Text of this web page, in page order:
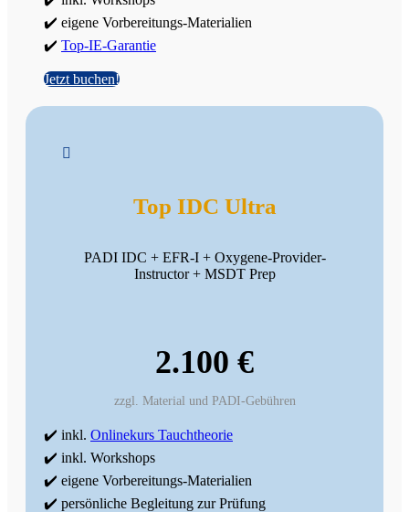
✔️ eigene Vorbereitungs-Materialien
✔️ Top-IE-Garantie
Jetzt buchen!

Top IDC Ultra
PADI IDC + EFR-I + Oxygene-Provider-
Instructor + MSDT Prep
2.100 €
zzgl. Material und PADI-Gebühren
✔️ inkl. Onlinekurs Tauchtheorie
✔️ inkl. Workshops
✔️ eigene Vorbereitungs-Materialien
✔️ persönliche Begleitung zur Prüfung